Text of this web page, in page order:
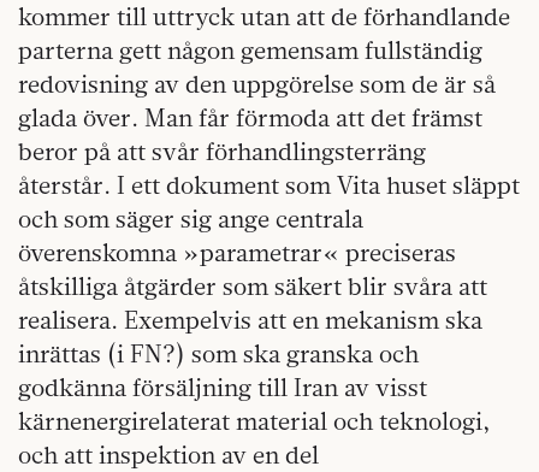
kommer till uttryck utan att de förhandlande
parterna gett någon gemensam fullständig
redovisning av den uppgörelse som de är så
glada över. Man får förmoda att det främst
beror på att svår förhandlingsterräng
återstår. I ett dokument som Vita huset släppt
och som säger sig ange centrala
överenskomna »parametrar« preciseras
åtskilliga åtgärder som säkert blir svåra att
realisera. Exempelvis att en mekanism ska
inrättas (i FN?) som ska granska och
godkänna försäljning till Iran av visst
kärnenergirelaterat material och teknologi,
och att inspektion av en del